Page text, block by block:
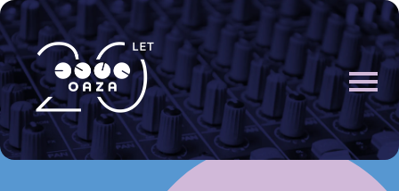
Skip
to
content